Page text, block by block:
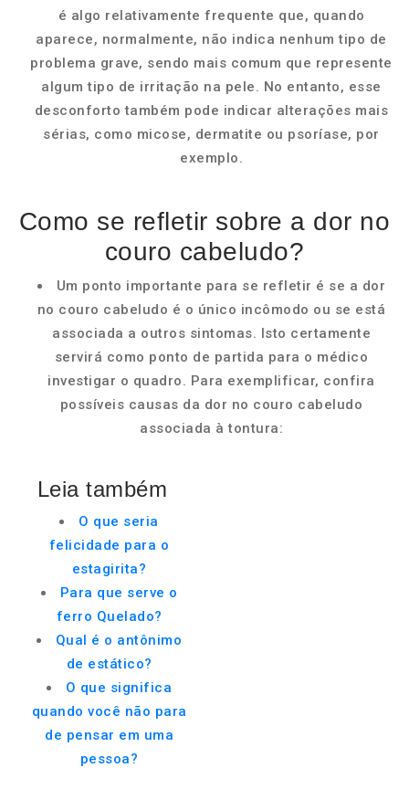
é algo relativamente frequente que, quando
aparece, normalmente, não indica nenhum tipo de
problema grave, sendo mais comum que represente
algum tipo de irritação na pele. No entanto, esse
desconforto também pode indicar alterações mais
sérias, como micose, dermatite ou psoríase, por
exemplo.
Como se refletir sobre a dor no
couro cabeludo?
Um ponto importante para se refletir é se a dor
no couro cabeludo é o único incômodo ou se está
associada a outros sintomas. Isto certamente
servirá como ponto de partida para o médico
investigar o quadro. Para exemplificar, confira
possíveis causas da dor no couro cabeludo
associada à tontura:
Leia também
O que seria
felicidade para o
estagirita?
Para que serve o
ferro Quelado?
Qual é o antônimo
de estático?
O que significa
quando você não para
de pensar em uma
pessoa?